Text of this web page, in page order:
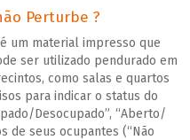
Perturbe ?
um material impresso que
ser utilizado pendurado em
como salas e quartos
para indicar o status do
Desocupado”, “Aberto/
de seus ocupantes (“Não